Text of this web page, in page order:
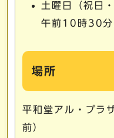
土曜日（祝日
午前10時30分
場所
平和堂アル・プラ
前）